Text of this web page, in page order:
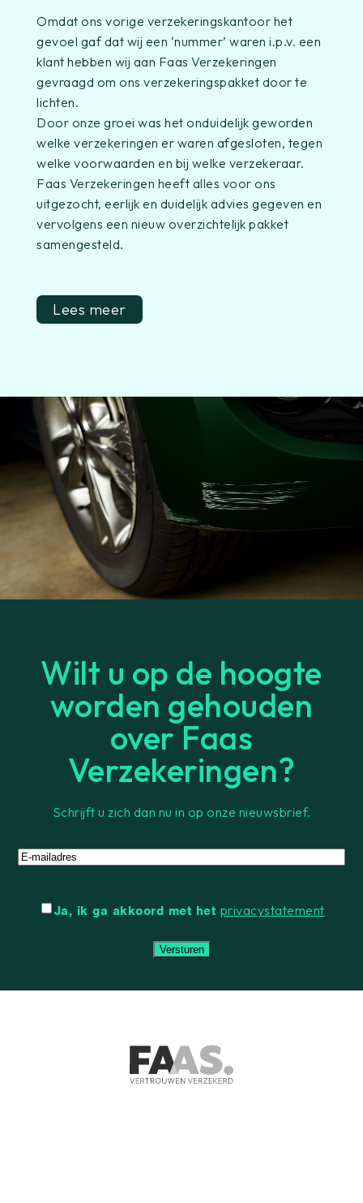
Omdat ons vorige verzekeringskantoor het
gevoel gaf dat wij een ‘nummer’ waren i.p.v. een
klant hebben wij aan Faas Verzekeringen
gevraagd om ons verzekeringspakket door te
lichten.
Door onze groei was het onduidelijk geworden
welke verzekeringen er waren afgesloten, tegen
welke voorwaarden en bij welke verzekeraar.
Faas Verzekeringen heeft alles voor ons
uitgezocht, eerlijk en duidelijk advies gegeven en
vervolgens een nieuw overzichtelijk pakket
samengesteld.
Lees meer
Wilt u op de hoogte
worden gehouden
over Faas
Verzekeringen?
Schrijft u zich dan nu in op onze nieuwsbrief.
InstemmingJa, ik ga akkoord met het privacystatement